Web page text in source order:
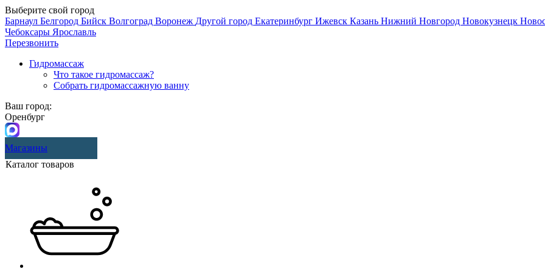
Выберите свой город
Барнаул Белгород Бийск Волгоград Воронеж Другой город Екатеринбург Ижевск Казань Нижний Новгород Новокузнецк
Чебоксары Ярославль
Перезвонить
Гидромассаж
Что такое гидромассаж?
Собрать гидромассажную ванну
Ваш город:
Оренбург
Магазины
Каталог товаров